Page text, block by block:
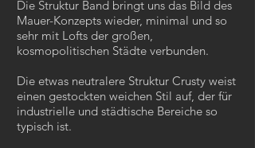
Die Struktur Band bringt uns das Bild des
Mauer-Konzepts wieder, minimal und so
sehr mit Lofts der großen,
kosmopolitischen Städte verbunden.
Die etwas neutralere Struktur Crusty weist
einen gestockten weichen Stil auf, der für
industrielle und städtische Bereiche so
typisch ist.